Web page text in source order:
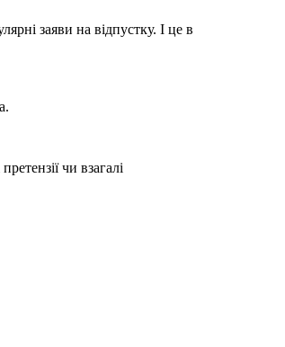
заяви на відпустку. І це в
чи взагалі